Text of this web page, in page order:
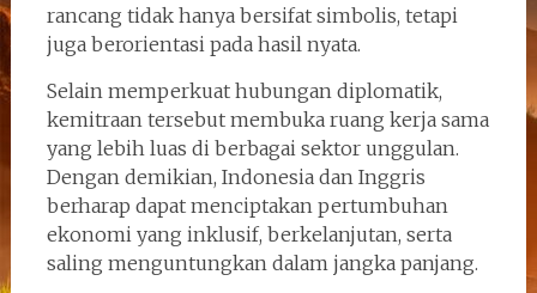
rancang tidak hanya bersifat simbolis, tetapi
juga berorientasi pada hasil nyata.
Selain memperkuat hubungan diplomatik,
kemitraan tersebut membuka ruang kerja sama
yang lebih luas di berbagai sektor unggulan.
Dengan demikian, Indonesia dan Inggris
berharap dapat menciptakan pertumbuhan
ekonomi yang inklusif, berkelanjutan, serta
saling menguntungkan dalam jangka panjang.